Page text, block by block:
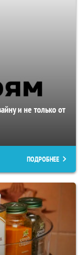
и не только от
ПОДРОБНЕЕ